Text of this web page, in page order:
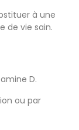
à une
de vie sain.
D.
ou par